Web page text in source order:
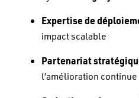
Expertise de
impact scalable
Partenariat
l’amélioration continue